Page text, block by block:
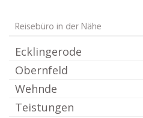
Reisebüro in der Nähe
Ecklingerode
Obernfeld
Wehnde
Teistungen